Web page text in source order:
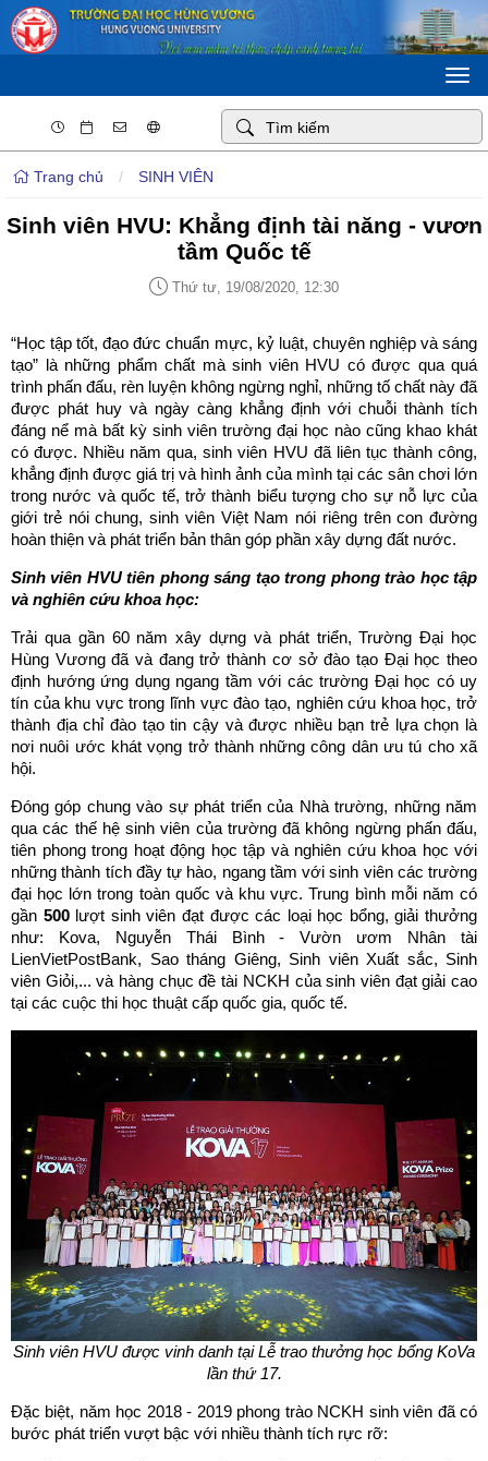
Trang chủ / SINH VIÊN
Sinh viên HVU: Khẳng định tài năng - vươn
tầm Quốc tế
Thứ tư, 19/08/2020, 12:30
“Học tập tốt, đạo đức chuẩn mực, kỷ luật, chuyên nghiệp và sáng
tạo” là những phẩm chất mà sinh viên HVU có được qua quá
trình phấn đấu, rèn luyện không ngừng nghỉ, những tố chất này đã
được phát huy và ngày càng khẳng định với chuỗi thành tích
đáng nể mà bất kỳ sinh viên trường đại học nào cũng khao khát
có được. Nhiều năm qua, sinh viên HVU đã liên tục thành công,
khẳng định được giá trị và hình ảnh của mình tại các sân chơi lớn
trong nước và quốc tế, trở thành biểu tượng cho sự nỗ lực của
giới trẻ nói chung, sinh viên Việt Nam nói riêng trên con đường
hoàn thiện và phát triển bản thân góp phần xây dựng đất nước.
Sinh viên HVU tiên phong sáng tạo trong phong trào học tập
và nghiên cứu khoa học:
Trải qua gần 60 năm xây dựng và phát triển, Trường Đại học
Hùng Vương đã và đang trở thành cơ sở đào tạo Đại học theo
định hướng ứng dụng ngang tầm với các trường Đại học có uy
tín của khu vực trong lĩnh vực đào tạo, nghiên cứu khoa học, trở
thành địa chỉ đào tạo tin cậy và được nhiều bạn trẻ lựa chọn là
nơi nuôi ước khát vọng trở thành những công dân ưu tú cho xã
hội.
Đóng góp chung vào sự phát triển của Nhà trường, những năm
qua các thế hệ sinh viên của trường đã không ngừng phấn đấu,
tiên phong trong hoạt động học tập và nghiên cứu khoa học với
những thành tích đầy tự hào, ngang tầm với sinh viên các trường
đại học lớn trong toàn quốc và khu vực. Trung bình mỗi năm có
gần 500lượt sinh viên đạt được các loại học bổng, giải thưởng
như: Kova, Nguyễn Thái Bình - Vườn ươm Nhân tài
LienVietPostBank, Sao tháng Giêng, Sinh viên Xuất sắc, Sinh
viên Giỏi,... và hàng chục đề tài NCKH của sinh viên đạt giải cao
tại các cuộc thi học thuật cấp quốc gia, quốc tế.
Sinh viên HVU được vinh danh tại Lễ trao thưởng học bổng KoVa
lần thứ 17.
Đặc biệt, năm học 2018 - 2019 phong trào NCKH sinh viên đã có
bước phát triển vượt bậc với nhiều thành tích rực rỡ: